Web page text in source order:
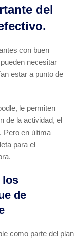
del
con buen
necesitar
estar a punto de
le permiten
de la actividad, el
Pero en última
para el
los
de
como parte del plan